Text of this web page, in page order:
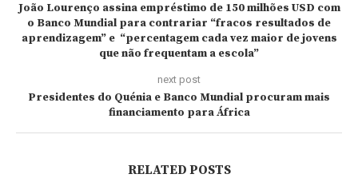
João Lourenço assina empréstimo de 150 milhões USD com
o Banco Mundial para contrariar “fracos resultados de
aprendizagem” e “percentagem cada vez maior de jovens
que não frequentam a escola”
next post
Presidentes do Quénia e Banco Mundial procuram mais
financiamento para África
RELATED POSTS